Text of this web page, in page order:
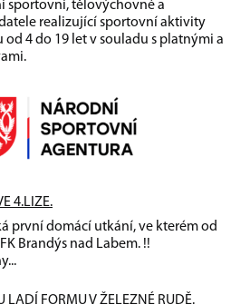
sportovní, tělovýchovné a
realizující sportovní aktivity
od 4 do 19 let v souladu s platnými a
4.LIZE.
první domácí utkání, ve kterém od
Brandýs nad Labem. !!
LADÍ FORMU V ŽELEZNÉ RUDĚ.